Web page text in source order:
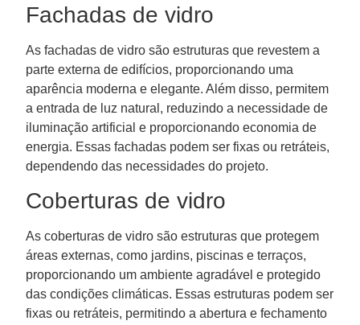
Fachadas de vidro
As fachadas de vidro são estruturas que revestem a
parte externa de edifícios, proporcionando uma
aparência moderna e elegante. Além disso, permitem
a entrada de luz natural, reduzindo a necessidade de
iluminação artificial e proporcionando economia de
energia. Essas fachadas podem ser fixas ou retráteis,
dependendo das necessidades do projeto.
Coberturas de vidro
As coberturas de vidro são estruturas que protegem
áreas externas, como jardins, piscinas e terraços,
proporcionando um ambiente agradável e protegido
das condições climáticas. Essas estruturas podem ser
fixas ou retráteis, permitindo a abertura e fechamento